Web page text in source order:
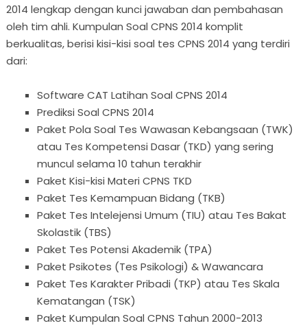
2014 lengkap dengan kunci jawaban dan pembahasan
oleh tim ahli. Kumpulan Soal CPNS 2014 komplit
berkualitas, berisi kisi-kisi soal tes CPNS 2014 yang terdiri
dari:
Software CAT Latihan Soal CPNS 2014
Prediksi Soal CPNS 2014
Paket Pola Soal Tes Wawasan Kebangsaan (TWK)
atau Tes Kompetensi Dasar (TKD) yang sering
muncul selama 10 tahun terakhir
Paket Kisi-kisi Materi CPNS TKD
Paket Tes Kemampuan Bidang (TKB)
Paket Tes Intelejensi Umum (TIU) atau Tes Bakat
Skolastik (TBS)
Paket Tes Potensi Akademik (TPA)
Paket Psikotes (Tes Psikologi) & Wawancara
Paket Tes Karakter Pribadi (TKP) atau Tes Skala
Kematangan (TSK)
Paket Kumpulan Soal CPNS Tahun 2000-2013